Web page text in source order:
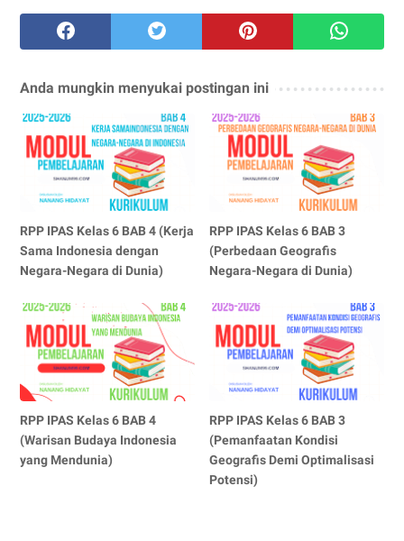
Anda mungkin menyukai postingan ini
RPP IPAS Kelas 6 BAB 4 (Kerja
Sama Indonesia dengan
Negara-Negara di Dunia)
RPP IPAS Kelas 6 BAB 3
(Perbedaan Geografis
Negara-Negara di Dunia)
RPP IPAS Kelas 6 BAB 4
(Warisan Budaya Indonesia
yang Mendunia)
RPP IPAS Kelas 6 BAB 3
(Pemanfaatan Kondisi
Geografis Demi Optimalisasi
Potensi)